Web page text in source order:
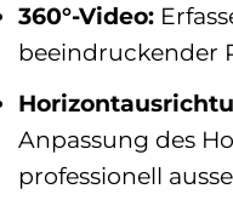
360°-Video:
beeindruckender
Anpassung des
professionell